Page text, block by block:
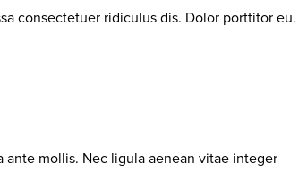
consectetuer ridiculus dis. Dolor porttitor eu.
mollis. Nec ligula aenean vitae integer